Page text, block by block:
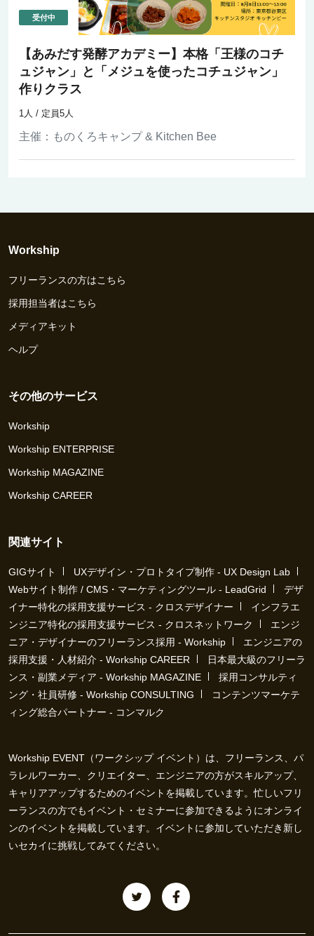
【あみだす発酵アカデミー】本格「王様のコチ
ュジャン」と「メジュを使ったコチュジャン」
作りクラス
主催： ものくろキャンプ & Kitchen Bee
1人 / 定員5人
Workship
フリーランスの方はこちら
採用担当者はこちら
メディアキット
ヘルプ
その他のサービス
Workship
Workship ENTERPRISE
Workship MAGAZINE
Workship CAREER
関連サイト
GIGサイト
UXデザイン・プロトタイプ制作 - UX Design Lab
Webサイト制作 / CMS・マーケティングツール - LeadGrid
デザ
イナー特化の採用支援サービス - クロスデザイナー
インフラエ
ンジニア特化の採用支援サービス - クロスネットワーク
エンジ
ニア・デザイナーのフリーランス採用 - Workship
エンジニアの
採用支援・人材紹介 - Workship CAREER
日本最大級のフリーラ
ンス・副業メディア - Workship MAGAZINE
採用コンサルティ
ング・社員研修 - Workship CONSULTING
コンテンツマーケテ
ィング総合パートナー - コンマルク
Workship EVENT（ワークシップ イベント）は、フリーランス、パ
ラレルワーカー、クリエイター、エンジニアの方がスキルアップ、
キャリアアップするためのイベントを掲載しています。忙しいフリ
ーランスの方でもイベント・セミナーに参加できるようにオンライ
ンのイベントを掲載しています。イベントに参加していただき新し
いセカイに挑戦してみてください。